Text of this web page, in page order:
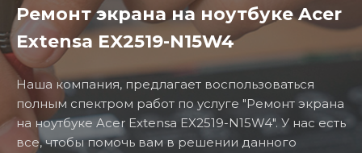
Ремонт экрана на ноутбуке Acer
Extensa EX2519-N15W4
Наша компания, предлагает воспользоваться
полным спектром работ по услуге "Ремонт экрана
на ноутбуке Acer Extensa EX2519-N15W4". У нас есть
все, чтобы помочь вам в решении данного